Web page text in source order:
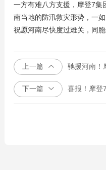
一方有难八方支援，摩登7集
南当地的防汛救灾形势，一
祝愿河南尽快度过难关，同
上一篇 驰援河南！摩登
下一篇 喜报！摩登